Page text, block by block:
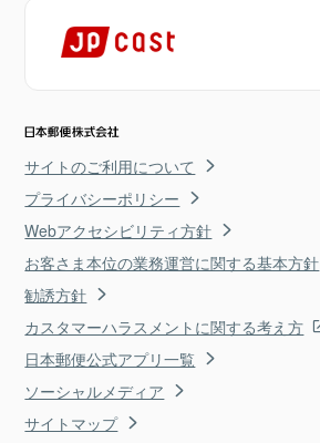
サイトのご利用について
プライバシーポリシー
Webアクセシビリティ方針
お客さま本位の業務運営に関する基本方針
勧誘方針
カスタマーハラスメントに関する考え方
日本郵便公式アプリ一覧
ソーシャルメディア
サイトマップ